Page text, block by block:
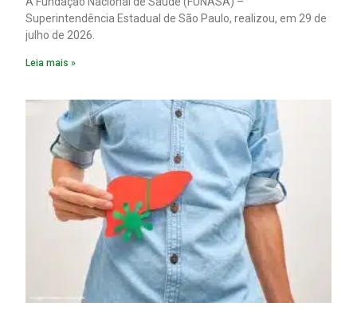
Superintendência Estadual de São Paulo, realizou, em 29 de
julho de 2026.
Leia mais »